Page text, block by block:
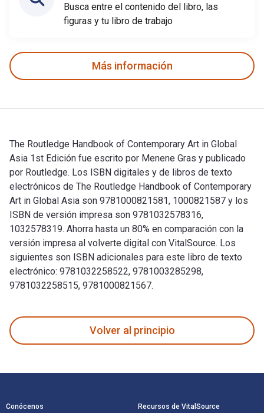
Busca entre el contenido del libro, las
figuras y tu libro de trabajo
Más información
The Routledge Handbook of Contemporary Art in Global
Asia 1st Edición fue escrito por Menene Gras y publicado
por Routledge. Los ISBN digitales y de libros de texto
electrónicos de The Routledge Handbook of Contemporary
Art in Global Asia son 9781000821581, 1000821587 y los
ISBN de versión impresa son 9781032578316,
1032578319. Ahorra hasta un 80% en comparación con la
versión impresa al volverte digital con VitalSource. Los
siguientes son ISBN adicionales para este libro de texto
electrónico: 9781032258522, 9781003285298,
9781032258515, 9781000821567.
Volver al principio
Conócenos Recursos de VitalSource